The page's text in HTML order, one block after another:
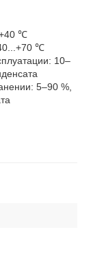
℃
℃
10–
5–90 %,